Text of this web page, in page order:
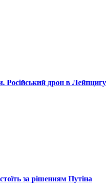
Російський дрон в Лейпцигу
за рішенням Путіна